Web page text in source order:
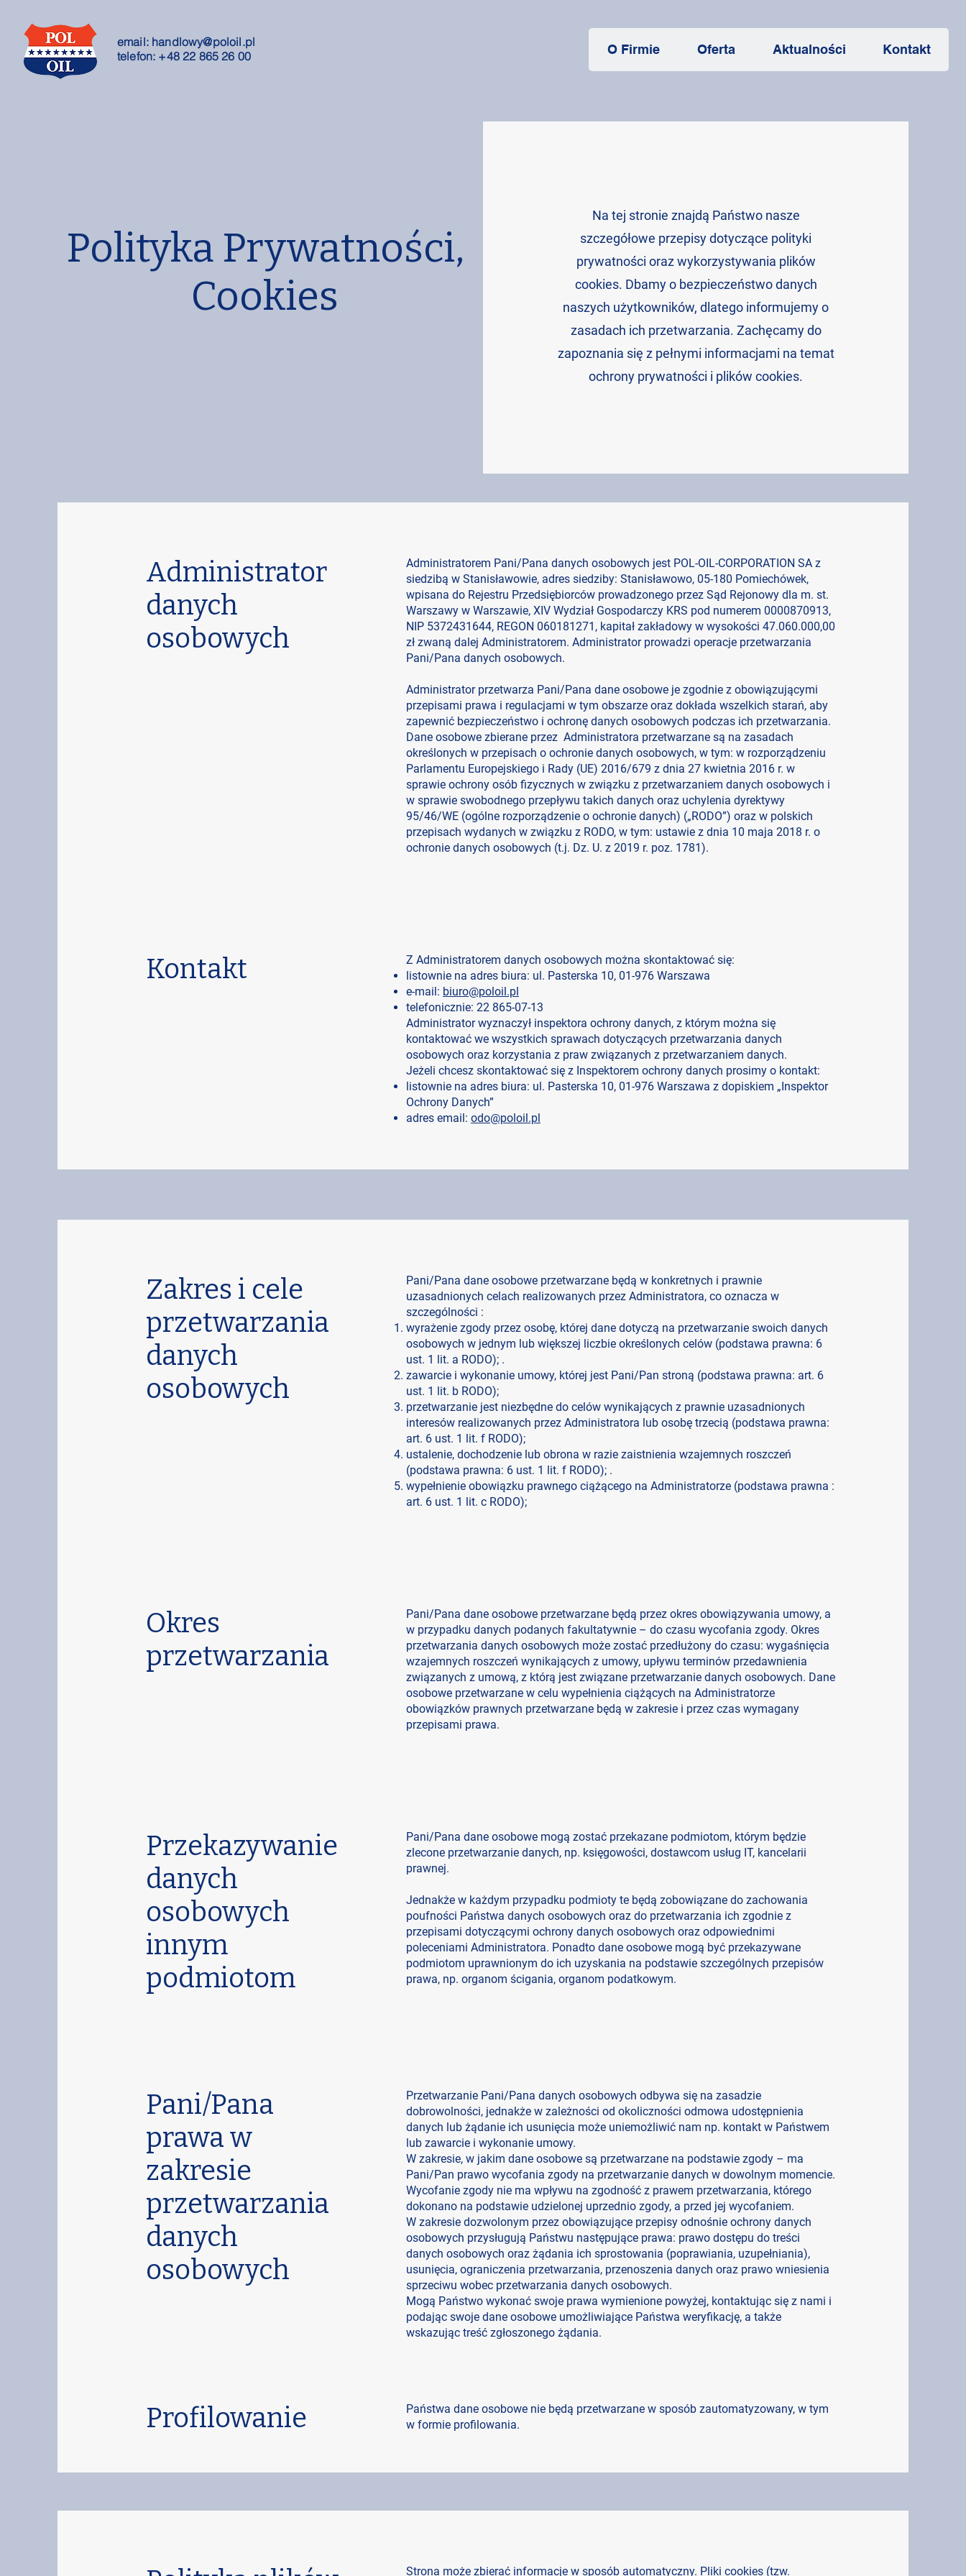
email: handlowy@poloil.pl
telefon: +48 22 865 26 00
O Firmie Oferta Aktualności Kontakt
Polityka Prywatności,
Cookies
Na tej stronie znajdą Państwo nasze
szczegółowe przepisy dotyczące polityki
prywatności oraz wykorzystywania plików
cookies. Dbamy o bezpieczeństwo danych
naszych użytkowników, dlatego informujemy o
zasadach ich przetwarzania. Zachęcamy do
zapoznania się z pełnymi informacjami na temat
ochrony prywatności i plików cookies.
Administrator
danych
osobowych
Administratorem Pani/Pana danych osobowych jest POL-OIL-CORPORATION SA z
siedzibą w Stanisławowie, adres siedziby: Stanisławowo, 05-180 Pomiechówek,
wpisana do Rejestru Przedsiębiorców prowadzonego przez Sąd Rejonowy dla m. st.
Warszawy w Warszawie, XIV Wydział Gospodarczy KRS pod numerem 0000870913,
NIP 5372431644, REGON 060181271, kapitał zakładowy w wysokości 47.060.000,00
zł zwaną dalej Administratorem. Administrator prowadzi operacje przetwarzania
Pani/Pana danych osobowych.
Administrator przetwarza Pani/Pana dane osobowe je zgodnie z obowiązującymi
przepisami prawa i regulacjami w tym obszarze oraz dokłada wszelkich starań, aby
zapewnić bezpieczeństwo i ochronę danych osobowych podczas ich przetwarzania.
Dane osobowe zbierane przez Administratora przetwarzane są na zasadach
określonych w przepisach o ochronie danych osobowych, w tym: w rozporządzeniu
Parlamentu Europejskiego i Rady (UE) 2016/679 z dnia 27 kwietnia 2016 r. w
sprawie ochrony osób fizycznych w związku z przetwarzaniem danych osobowych i
w sprawie swobodnego przepływu takich danych oraz uchylenia dyrektywy
95/46/WE (ogólne rozporządzenie o ochronie danych) („RODO”) oraz w polskich
przepisach wydanych w związku z RODO, w tym: ustawie z dnia 10 maja 2018 r. o
ochronie danych osobowych (t.j. Dz. U. z 2019 r. poz. 1781).
Kontakt
Z Administratorem danych osobowych można skontaktować się:
listownie na adres biura: ul. Pasterska 10, 01-976 Warszawa
e-mail: biuro@poloil.pl
telefonicznie: 22 865-07-13
Administrator wyznaczył inspektora ochrony danych, z którym można się
kontaktować we wszystkich sprawach dotyczących przetwarzania danych
osobowych oraz korzystania z praw związanych z przetwarzaniem danych.
Jeżeli chcesz skontaktować się z Inspektorem ochrony danych prosimy o kontakt:
listownie na adres biura: ul. Pasterska 10, 01-976 Warszawa z dopiskiem „Inspektor
Ochrony Danych”
adres email: odo@poloil.pl
Zakres i cele
przetwarzania
danych
osobowych
Pani/Pana dane osobowe przetwarzane będą w konkretnych i prawnie
uzasadnionych celach realizowanych przez Administratora, co oznacza w
szczególności :
wyrażenie zgody przez osobę, której dane dotyczą na przetwarzanie swoich danych
osobowych w jednym lub większej liczbie określonych celów (podstawa prawna: 6
ust. 1 lit. a RODO); .
zawarcie i wykonanie umowy, której jest Pani/Pan stroną (podstawa prawna: art. 6
ust. 1 lit. b RODO);
przetwarzanie jest niezbędne do celów wynikających z prawnie uzasadnionych
interesów realizowanych przez Administratora lub osobę trzecią (podstawa prawna:
art. 6 ust. 1 lit. f RODO);
ustalenie, dochodzenie lub obrona w razie zaistnienia wzajemnych roszczeń
(podstawa prawna: 6 ust. 1 lit. f RODO); .
wypełnienie obowiązku prawnego ciążącego na Administratorze (podstawa prawna :
art. 6 ust. 1 lit. c RODO);
Okres
przetwarzania
Pani/Pana dane osobowe przetwarzane będą przez okres obowiązywania umowy, a
w przypadku danych podanych fakultatywnie – do czasu wycofania zgody. Okres
przetwarzania danych osobowych może zostać przedłużony do czasu: wygaśnięcia
wzajemnych roszczeń wynikających z umowy, upływu terminów przedawnienia
związanych z umową, z którą jest związane przetwarzanie danych osobowych. Dane
osobowe przetwarzane w celu wypełnienia ciążących na Administratorze
obowiązków prawnych przetwarzane będą w zakresie i przez czas wymagany
przepisami prawa.
Przekazywanie
danych
osobowych
innym
podmiotom
Pani/Pana dane osobowe mogą zostać przekazane podmiotom, którym będzie
zlecone przetwarzanie danych, np. księgowości, dostawcom usług IT, kancelarii
prawnej.
Jednakże w każdym przypadku podmioty te będą zobowiązane do zachowania
poufności Państwa danych osobowych oraz do przetwarzania ich zgodnie z
przepisami dotyczącymi ochrony danych osobowych oraz odpowiednimi
poleceniami Administratora. Ponadto dane osobowe mogą być przekazywane
podmiotom uprawnionym do ich uzyskania na podstawie szczególnych przepisów
prawa, np. organom ścigania, organom podatkowym.
Pani/Pana
prawa w
zakresie
przetwarzania
danych
osobowych
Przetwarzanie Pani/Pana danych osobowych odbywa się na zasadzie
dobrowolności, jednakże w zależności od okoliczności odmowa udostępnienia
danych lub żądanie ich usunięcia może uniemożliwić nam np. kontakt w Państwem
lub zawarcie i wykonanie umowy.
W zakresie, w jakim dane osobowe są przetwarzane na podstawie zgody – ma
Pani/Pan prawo wycofania zgody na przetwarzanie danych w dowolnym momencie.
Wycofanie zgody nie ma wpływu na zgodność z prawem przetwarzania, którego
dokonano na podstawie udzielonej uprzednio zgody, a przed jej wycofaniem.
W zakresie dozwolonym przez obowiązujące przepisy odnośnie ochrony danych
osobowych przysługują Państwu następujące prawa: prawo dostępu do treści
danych osobowych oraz żądania ich sprostowania (poprawiania, uzupełniania),
usunięcia, ograniczenia przetwarzania, przenoszenia danych oraz prawo wniesienia
sprzeciwu wobec przetwarzania danych osobowych.
Mogą Państwo wykonać swoje prawa wymienione powyżej, kontaktując się z nami i
podając swoje dane osobowe umożliwiające Państwa weryfikację, a także
wskazując treść zgłoszonego żądania.
Profilowanie
Państwa dane osobowe nie będą przetwarzane w sposób zautomatyzowany, w tym
w formie profilowania.
Strona może zbierać informacje w sposób automatyczny. Pliki cookies (tzw.